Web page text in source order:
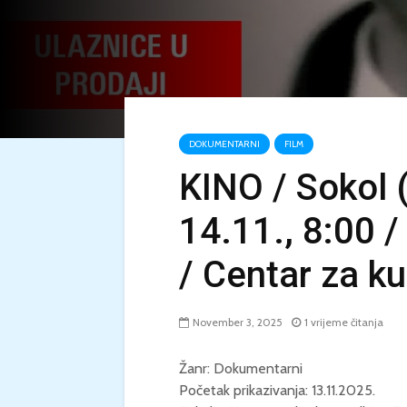
DOKUMENTARNI FILM
KINO / Sokol
14.11., 8:00
/ Centar za
November 3, 2025 1 vrijeme čitanja
Žanr: Dokumentarni
Početak prikazivanja: 13.11.2025.